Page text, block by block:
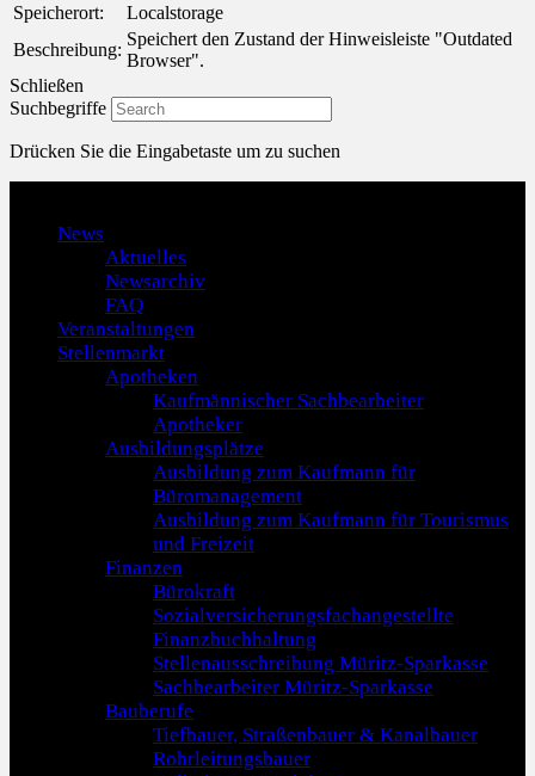
Speicherort:
Localstorage
Beschreibung:
Speichert den Zustand der Hinweisleiste "Outdated
Browser".
Schließen
Suchbegriffe
Drücken Sie die Eingabetaste um zu suchen
News
Aktuelles
Newsarchiv
FAQ
Veranstaltungen
Stellenmarkt
Apotheken
Kaufmännischer Sachbearbeiter
Apotheker
Ausbildungsplätze
Ausbildung zum Kaufmann für
Büromanagement
Ausbildung zum Kaufmann für Tourismus
und Freizeit
Finanzen
Bürokraft
Sozialversicherungsfachangestellte
Finanzbuchhaltung
Stellenausschreibung Müritz-Sparkasse
Sachbearbeiter Müritz-Sparkasse
Bauberufe
Tiefbauer, Straßenbauer & Kanalbauer
Rohrleitungsbauer